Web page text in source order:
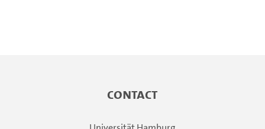
Contact